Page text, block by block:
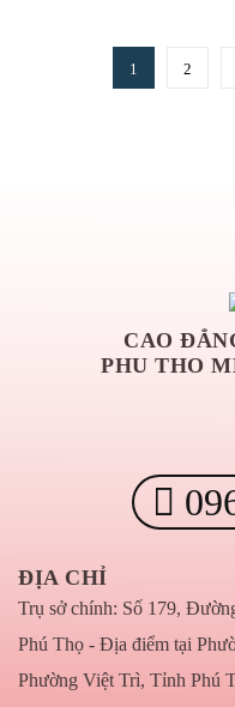
1 2
CAO
PHU THO
ĐỊA CHỈ
Trụ sở chính: Số 179,
Phú Thọ - Địa điểm tại
Phường Việt Trì, Tỉnh Phú